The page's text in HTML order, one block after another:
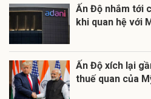
Ấn Độ nhắm tới
khi quan hệ với
Ấn Độ xích lại
thuế quan của